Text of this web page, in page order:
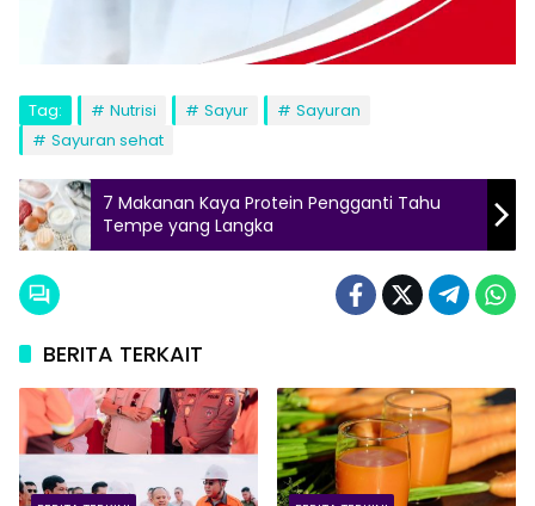
Tag: Nutrisi Sayur
Sayuran
Sayuran sehat
7 Makanan Kaya Protein Pengganti Tahu
Tempe yang Langka
BERITA TERKAIT